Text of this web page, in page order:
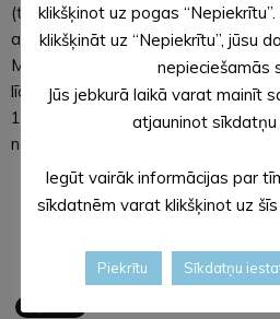
(tālrunis 25662273). Izstādes
apvienot ar ekskursiju pie
Mārkalnē. Gaidīsim gan
līdzdarbošanos. Ieejas maksa
1,00 EUR, pieaugušajiem – 1,50
novadu!
kultūras
klikšķinot uz pogas
klikšķināt uz “Nepiekrītu”, jūsu
nepieciešamās
Jūs jebkurā laikā varat mainīt
atjauninot
Iegūt vairāk informācijas par
sīkdatnēm varat klikšķinot uz
Piekrītu Sīkdatņu